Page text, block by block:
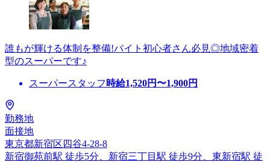
誰もが輝ける体制を整備!バイト初心者さん必見◎地域密着
型のスーパーです♪
スーパースタッフ 時給1,520円〜1,900円
勤務地
面接地
東京都新宿区四谷4-28-8
新宿御苑前駅 徒歩5分、新宿三丁目駅 徒歩9分、東新宿駅 徒